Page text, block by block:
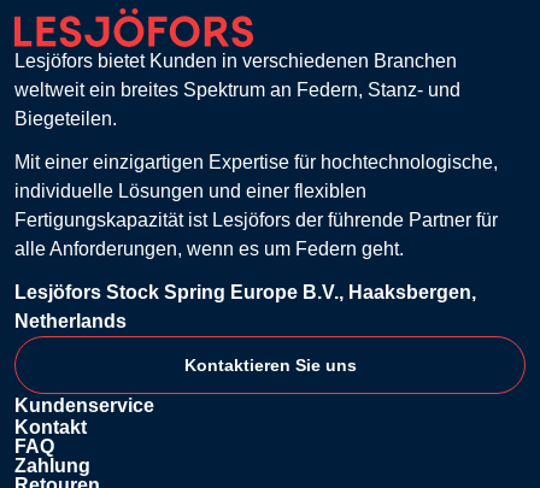
Lesjöfors bietet Kunden in verschiedenen Branchen
weltweit ein breites Spektrum an Federn, Stanz- und
Biegeteilen.
Mit einer einzigartigen Expertise für hochtechnologische,
individuelle Lösungen und einer flexiblen
Fertigungskapazität ist Lesjöfors der führende Partner für
alle Anforderungen, wenn es um Federn geht.
Lesjöfors Stock Spring Europe B.V., Haaksbergen,
Netherlands
Kundenservice
Kontakt
FAQ
Zahlung
Kontaktieren Sie uns